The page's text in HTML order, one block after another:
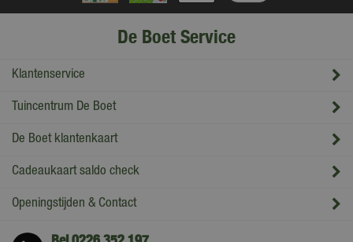
De Boet Service
Klantenservice
Tuincentrum De Boet
De Boet klantenkaart
Cadeaukaart saldo check
Openingstijden & Contact